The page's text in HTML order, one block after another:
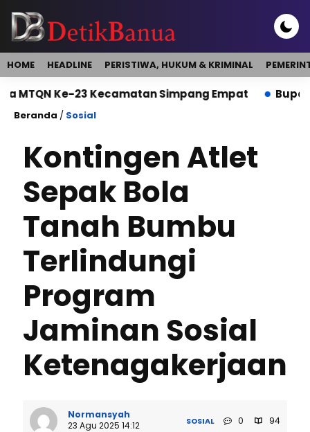
HOME HEADLINE PERISTIWA, HUKUM & KRIMINAL
Ke-23 Kecamatan Simpang Empat Bupati Buka
Beranda / Sosial
Kontingen Atlet
Sepak Bola
Tanah Bumbu
Terlindungi
Program
Jaminan Sosial
Ketenagakerjaan
Normansyah
23 Agu 2025 14:12
SOSIAL 0 94